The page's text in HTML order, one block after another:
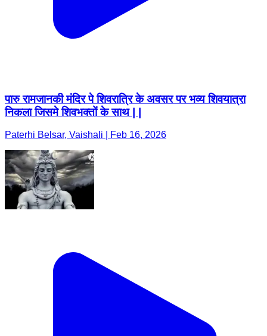
पारु रामजानकी मंदिर पे शिवरात्रि के अवसर पर भव्य शिवयात्रा
निकला जिसमे शिवभक्तों के साथ | |
Paterhi Belsar, Vaishali | Feb 16, 2026